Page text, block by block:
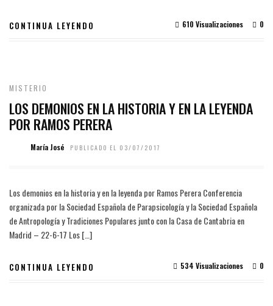
CONTINUA LEYENDO 0
610 Visualizaciones
MISTERIO
LOS DEMONIOS EN LA HISTORIA Y EN LA LEYENDA
POR RAMOS PERERA
María José PUBLICADO EL 03/07/2017
Los demonios en la historia y en la leyenda por Ramos Perera Conferencia
organizada por la Sociedad Española de Parapsicología y la Sociedad Española
de Antropología y Tradiciones Populares junto con la Casa de Cantabria en
Madrid – 22-6-17 Los […]
CONTINUA LEYENDO 0
534 Visualizaciones